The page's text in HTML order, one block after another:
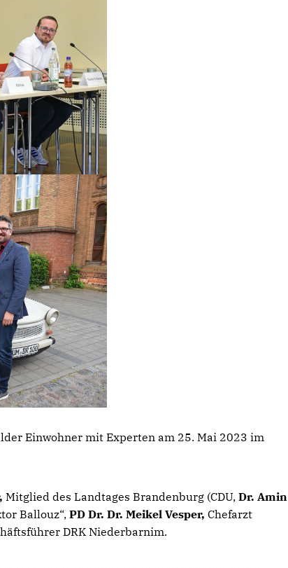
Einwohner mit Experten am 25. Mai 2023 im
Mitglied des Landtages Brandenburg (CDU, Dr. Amin
Ballouz“, PD Dr. Dr. Meikel Vesper, Chefarzt
DRK Niederbarnim.